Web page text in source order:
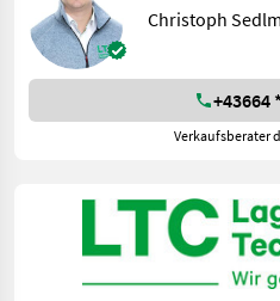
Christoph
Verkaufsberater